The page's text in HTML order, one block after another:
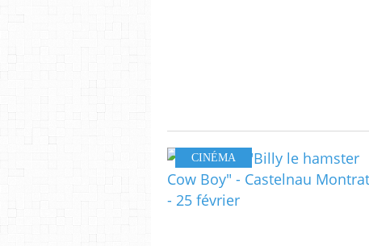
CINÉMA